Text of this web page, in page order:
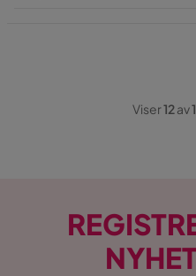
Viser12av